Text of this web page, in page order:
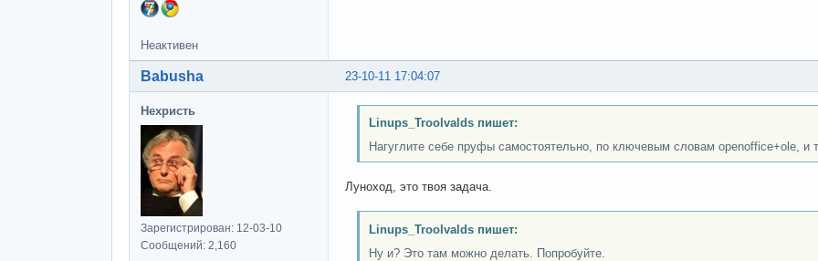
Неактивен
23-10-11 17:04:07
Babusha
Нехристь
Зарегистрирован: 12-03-10
Сообщений: 2,160
Linups_Troolvalds пишет:
Нагуглите себе пруфы самостоятельно, по ключевым словам openoffice+ole, и
Луноход, это твоя задача.
Linups_Troolvalds пишет:
Ну и? Это там можно делать. Попробуйте.